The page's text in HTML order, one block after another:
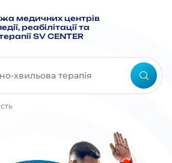
медичних центрів
реабілітації та
SV CENTER